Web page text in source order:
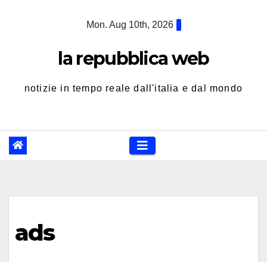
Mon. Aug 10th, 2026
la repubblica web
notizie in tempo reale dall'italia e dal mondo
ads